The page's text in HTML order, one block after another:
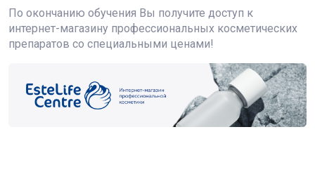
По окончанию обучения Вы получите доступ к
интернет-магазину профессиональных косметических
препаратов со специальными ценами!